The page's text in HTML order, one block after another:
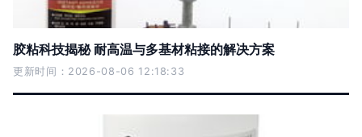
胶粘科技揭秘 耐高温与多基材粘接的解决方案
更新时间：2026-08-06 12:18:33